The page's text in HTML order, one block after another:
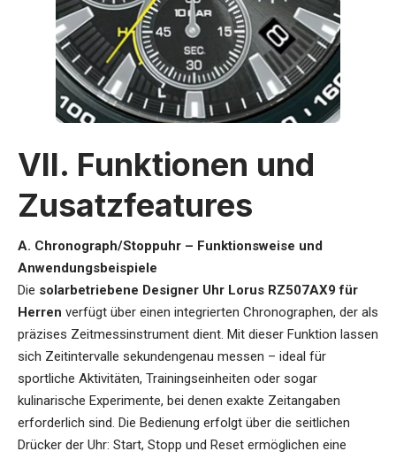
VII. Funktionen und
Zusatzfeatures
A. Chronograph/Stoppuhr – Funktionsweise und
Anwendungsbeispiele
Die solarbetriebene Designer Uhr Lorus RZ507AX9 für
Herren verfügt über einen integrierten Chronographen, der als
präzises Zeitmessinstrument dient. Mit dieser Funktion lassen
sich Zeitintervalle sekundengenau messen – ideal für
sportliche Aktivitäten, Trainingseinheiten oder sogar
kulinarische Experimente, bei denen exakte Zeitangaben
erforderlich sind. Die Bedienung erfolgt über die seitlichen
Drücker der Uhr: Start, Stopp und Reset ermöglichen eine